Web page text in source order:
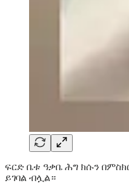
ፍርድ ቤቱ ዓቃቤ ሕግ ክሱን
ይገባል ብሏል።